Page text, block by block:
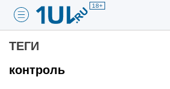
18+
ТЕГИ
контроль